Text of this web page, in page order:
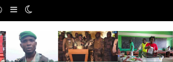
WhatsApp
Sidebar (barre latérale)